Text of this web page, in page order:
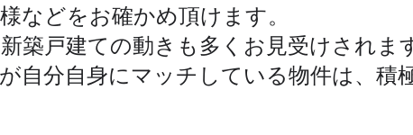
などをお確かめ頂けます。
築戸建ての動きも多くお見受けされま
自分自身にマッチしている物件は、積